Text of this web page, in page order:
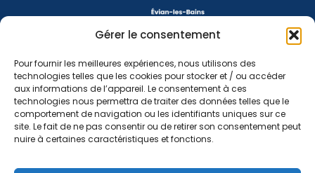
Gérer le consentement
Pour fournir les meilleures expériences, nous utilisons des
technologies telles que les cookies pour stocker et / ou accéder
aux informations de l’appareil. Le consentement à ces
technologies nous permettra de traiter des données telles que le
comportement de navigation ou les identifiants uniques sur ce
site. Le fait de ne pas consentir ou de retirer son consentement peut
nuire à certaines caractéristiques et fonctions.